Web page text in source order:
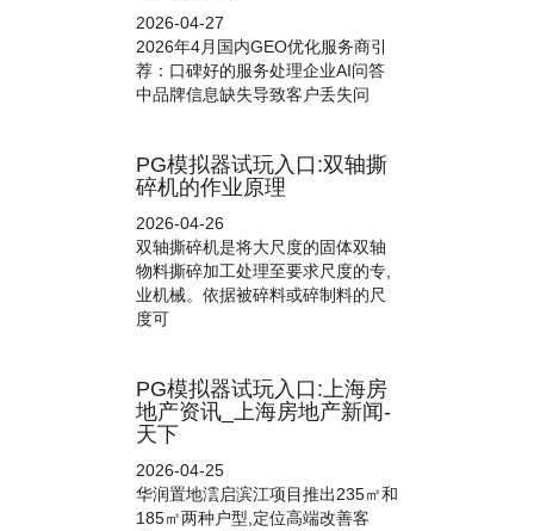
2026-04-27
2026年4月国内GEO优化服务商引
荐：口碑好的服务处理企业AI问答
中品牌信息缺失导致客户丢失问
PG模拟器试玩入口:双轴撕
碎机的作业原理
2026-04-26
双轴撕碎机是将大尺度的固体双轴
物料撕碎加工处理至要求尺度的专,
业机械。依据被碎料或碎制料的尺
度可
PG模拟器试玩入口:上海房
地产资讯_上海房地产新闻-
天下
2026-04-25
华润置地澐启滨江项目推出235㎡和
185㎡两种户型,定位高端改善客